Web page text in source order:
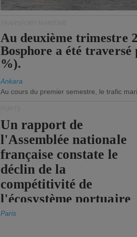
Au deuxième trimestre
Bosphore a été traversé
%).
Ankara
Au cours du premier semestre, le trafic
Un rapport de
l'Assemblée nationale
française constate le
déclin de la
compétitivité de
l'écosystème portuaire
de l'État.
Paris